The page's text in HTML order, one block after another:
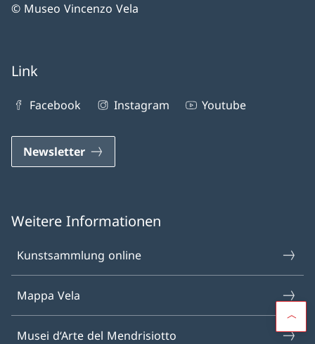
© Museo Vincenzo Vela
Link
Facebook Instagram Youtube
Newsletter
Weitere Informationen
Kunstsammlung online
Mappa Vela
Musei d‘Arte del Mendrisiotto